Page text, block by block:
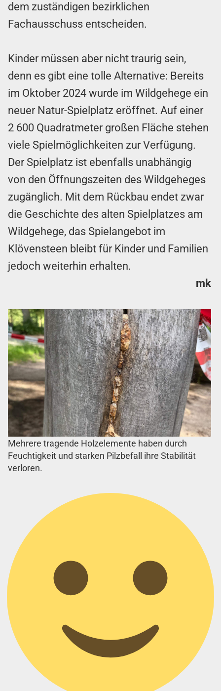
dem zuständigen bezirklichen
Fachausschuss entscheiden.
Kinder müssen aber nicht traurig sein,
denn es gibt eine tolle Alternative: Bereits
im Oktober 2024 wurde im Wildgehege ein
neuer Natur-Spielplatz eröffnet. Auf einer
2 600 Quadratmeter großen Fläche stehen
viele Spielmöglichkeiten zur Verfügung.
Der Spielplatz ist ebenfalls unabhängig
von den Öffnungszeiten des Wildgeheges
zugänglich. Mit dem Rückbau endet zwar
die Geschichte des alten Spielplatzes am
Wildgehege, das Spielangebot im
Klövensteen bleibt für Kinder und Familien
jedoch weiterhin erhalten.
mk
Mehrere tragende Holzelemente haben durch
Feuchtigkeit und starken Pilzbefall ihre Stabilität
verloren.